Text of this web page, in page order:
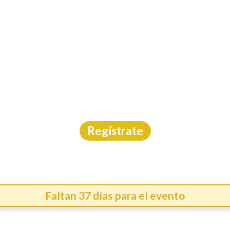
Regístrate
Faltan 37 días para el evento